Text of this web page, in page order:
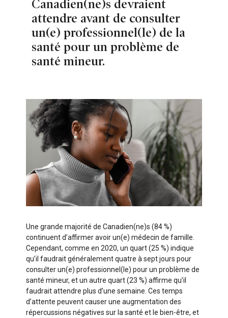
Canadien(ne)s devraient
attendre avant de consulter
un(e) professionnel(le) de la
santé pour un problème de
santé mineur.
Une grande majorité de Canadien(ne)s (84 %)
continuent d’affirmer avoir un(e) médecin de famille.
Cependant, comme en 2020, un quart (25 %) indique
qu’il faudrait généralement quatre à sept jours pour
consulter un(e) professionnel(le) pour un problème de
santé mineur, et un autre quart (23 %) affirme qu’il
faudrait attendre plus d’une semaine. Ces temps
d’attente peuvent causer une augmentation des
répercussions négatives sur la santé et le bien-être, et